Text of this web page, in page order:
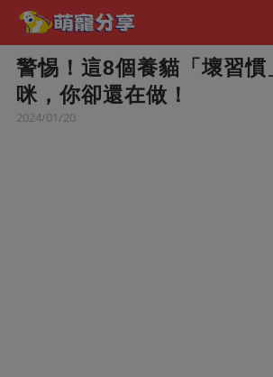
警惕！這8個養貓「壞習慣
咪，你卻還在做！
2024/01/20